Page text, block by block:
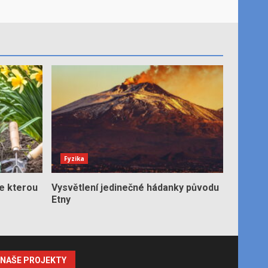
kterou
Fyzika
Vysvětlení jedinečné hádanky původu
Etny
NAŠE PROJEKTY